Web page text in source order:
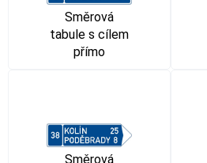
Směrová
tabule s cílem
přímo
Směrová